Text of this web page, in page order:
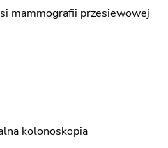
mammografii przesiewowej
kolonoskopia